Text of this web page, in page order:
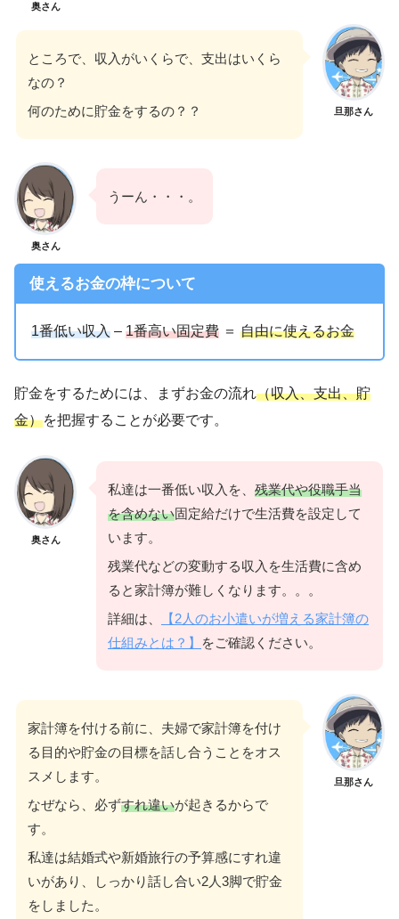
奥さん
旦那さん
ところで、収入がいくらで、支出はいくら
なの？
何のために貯金をするの？？
奥さん
うーん・・・。
使えるお金の枠について
1番低い収入 –1番高い固定費 ＝自由に使えるお金
貯金をするためには、まずお金の流れ（収入、支出、貯
金）を把握することが必要です。
奥さん
私達は一番低い収入を、 残業代や役職手当
を含めない固定給だけで生活費を設定して
います。
残業代などの変動する収入を生活費に含め
ると家計簿が難しくなります。。。
詳細は、
【2人のお小遣いが増える家計簿の
仕組みとは？】
をご確認ください。
旦那さん
家計簿を付ける前に、夫婦で家計簿を付け
る目的や貯金の目標を話し合うことをオス
スメします。
なぜなら、必ずすれ違いが起きるからで
す。
私達は結婚式や新婚旅行の予算感にすれ違
いがあり、しっかり話し合い2人3脚で貯金
をしました。